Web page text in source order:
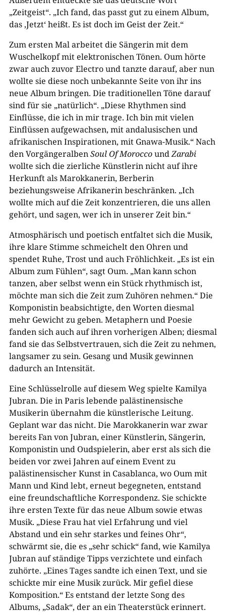
„Zeitgeist“. „Ich fand, das passt gut zu einem Album,
das ‚Jetzt‘ heißt. Es ist doch im Geist der Zeit.“
Zum ersten Mal arbeitet die Sängerin mit dem
Wuschelkopf mit elektronischen Tönen. Oum hörte
zwar auch zuvor Electro und tanzte darauf, aber nun
wollte sie diese noch unbekannte Seite von ihr ins
neue Album bringen. Die traditionellen Töne darauf
sind für sie „natürlich“. „Diese Rhythmen sind
Einflüsse, die ich in mir trage. Ich bin mit vielen
Einflüssen aufgewachsen, mit andalusischen und
afrikanischen Inspirationen, mit Gnawa-Musik.“ Nach
den VorgängeralbenSoul Of MoroccoundZarabi
wollte sich die zierliche Künstlerin nicht auf ihre
Herkunft als Marokkanerin, Berberin
beziehungsweise Afrikanerin beschränken. „Ich
wollte mich auf die Zeit konzentrieren, die uns allen
gehört, und sagen, wer ich in unserer Zeit bin.“
Atmosphärisch und poetisch entfaltet sich die Musik,
ihre klare Stimme schmeichelt den Ohren und
spendet Ruhe, Trost und auch Fröhlichkeit. „Es ist ein
Album zum Fühlen“, sagt Oum. „Man kann schon
tanzen, aber selbst wenn ein Stück rhythmisch ist,
möchte man sich die Zeit zum Zuhören nehmen.“ Die
Komponistin beabsichtigte, den Worten diesmal
mehr Gewicht zu geben. Metaphern und Poesie
fanden sich auch auf ihren vorherigen Alben; diesmal
fand sie das Selbstvertrauen, sich die Zeit zu nehmen,
langsamer zu sein. Gesang und Musik gewinnen
dadurch an Intensität.
Eine Schlüsselrolle auf diesem Weg spielte Kamilya
Jubran. Die in Paris lebende palästinensische
Musikerin übernahm die künstlerische Leitung.
Geplant war das nicht. Die Marokkanerin war zwar
bereits Fan von Jubran, einer Künstlerin, Sängerin,
Komponistin und Oudspielerin, aber erst als sich die
beiden vor zwei Jahren auf einem Event zu
palästinensischer Kunst in Casablanca, wo Oum mit
Mann und Kind lebt, erneut begegneten, entstand
eine freundschaftliche Korrespondenz. Sie schickte
ihre ersten Texte für das neue Album sowie etwas
Musik. „Diese Frau hat viel Erfahrung und viel
Abstand und ein sehr starkes und feines Ohr“,
schwärmt sie, die es „sehr schick“ fand, wie Kamilya
Jubran auf ständige Tipps verzichtete und einfach
zuhörte. „Eines Tages sandte ich einen Text, und sie
schickte mir eine Musik zurück. Mir gefiel diese
Komposition.“ Es entstand der letzte Song des
Albums, „Sadak“, der an ein Theaterstück erinnert.